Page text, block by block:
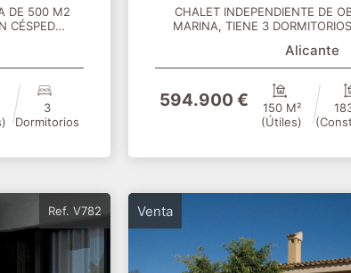
DE 500 M2
CÉSPED
3
Dormitorios
CHALET INDEPENDIENTE DE
MARINA, TIENE 3
Alicante
594.900 €
150 M²
(útiles)
Ref. V782 Venta